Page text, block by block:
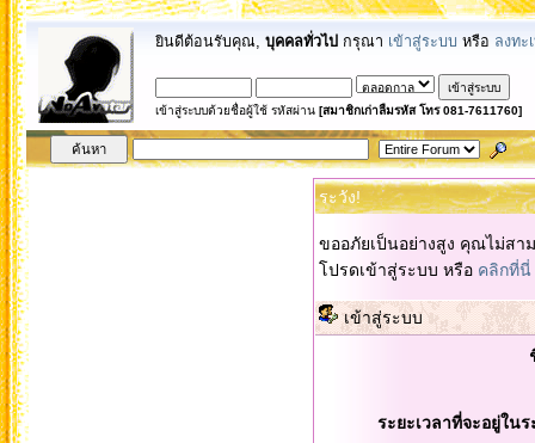
ยินดีต้อนรับคุณ, บุคคลทั่วไป กรุณา เข้าสู่ระบบ หรือ ลงทะ
เข้าสู่ระบบด้วยชื่อผู้ใช้ รหัสผ่าน [สมาชิกเก่าลืมรหัส โทร 081-7611760]
ระวัง!
ขออภัยเป็นอย่างสูง คุณไม่ส
โปรดเข้าสู่ระบบ หรือ คลิกที่นี่
เข้าสู่ระบบ
ระยะเวลาที่จะอยู่ใน